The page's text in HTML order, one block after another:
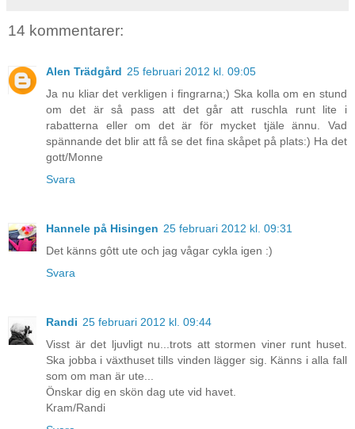
14 kommentarer:
Alen Trädgård 25 februari 2012 kl. 09:05
Ja nu kliar det verkligen i fingrarna;) Ska kolla om en stund
om det är så pass att det går att ruschla runt lite i
rabatterna eller om det är för mycket tjäle ännu. Vad
spännande det blir att få se det fina skåpet på plats:) Ha det
gott/Monne
Svara
Hannele på Hisingen 25 februari 2012 kl. 09:31
Det känns gôtt ute och jag vågar cykla igen :)
Svara
Randi 25 februari 2012 kl. 09:44
Visst är det ljuvligt nu...trots att stormen viner runt huset.
Ska jobba i växthuset tills vinden lägger sig. Känns i alla fall
som om man är ute...
Önskar dig en skön dag ute vid havet.
Kram/Randi